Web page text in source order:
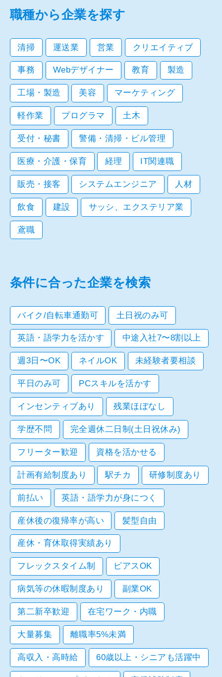
職種から企業を探す
清掃 運送業 営業 クリエイティブ
事務 Webデザイナー 教育 製造
工場・製造 美容 マーケティング
軽作業 プログラマ 土木
受付・秘書 警備・清掃・ビル管理
医療・介護・保育 経理 IT関連職
販売・接客 システムエンジニア 人材
飲食 建設 サッシ、エクステリア業
鳶職
条件に合った企業を検索
バイク/自転車通勤可 土日祝のみ可
英語・語学力を活かす 中途入社7〜8割以上
週3日〜OK ネイルOK 未経験者要相談
平日のみ可 PCスキルを活かす
インセンティブあり 残業ほぼなし
学歴不問 完全週休二日制(土日祝休み)
フリーター歓迎 資格を活かせる
計画有給制度あり 駅チカ 研修制度あり
前払い 英語・語学力が身につく
産休後の復帰率が高い 髪型自由
産休・育休取得実績あり
フレックスタイム制 ピアスOK
病気等の休暇制度あり 副業OK
第二新卒歓迎 在宅ワーク・内職
大量募集 離職率5%未満
高収入・高時給 60歳以上・シニアも活躍中